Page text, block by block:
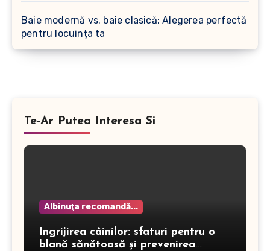
Baie modernă vs. baie clasică: Alegerea perfectă
pentru locuința ta
Te-Ar Putea Interesa Si
Albinuţa recomandă...
Îngrijirea câinilor: sfaturi pentru o
blană sănătoasă și prevenirea